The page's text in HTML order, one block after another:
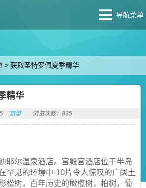
导航菜单
>获取圣特罗佩夏季精华
精华
旅游 浏览次数：835
耶尔温泉酒店。宫殿宫酒店位于半岛
罕见的环境中-10片令人惊叹的广阔土
松树，百年历史的橄榄树，柏树，葡